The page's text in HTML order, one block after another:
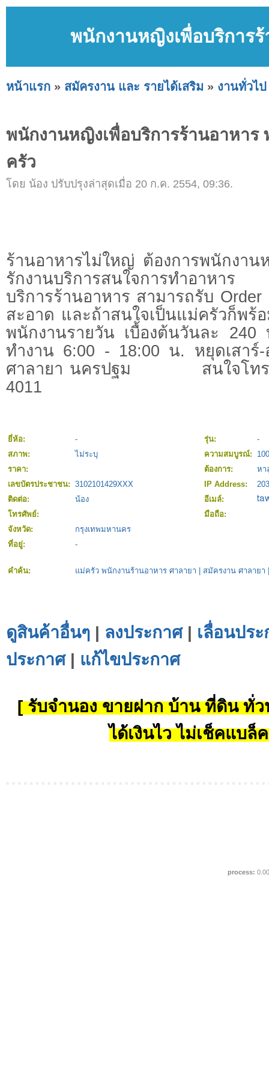
พนักงานหญิงเพื่อบริการ
หน้าแรก » สมัครงาน และ รายได้เสริม » งานทั่วไป
พนักงานหญิงเพื่อบริการร้านอาหาร
ครัว
โดย น้อง ปรับปรุงล่าสุดเมื่อ 20 ก.ค. 2554, 09:36.
ร้านอาหารไม่ใหญ่ ต้องการพนักง
รักงานบริการสนใจการทำอาหา
บริการร้านอาหาร สามารถรับ
สะอาด และถ้าสนใจเป็นแม่ครัว
พนักงานรายวัน เบื้องต้นวันละ
ทำงาน 6:00 - 18:00 น. หยุดเสาร์
ศาลายา นครปฐม สนใจโทร
4011
ยี่ห้อ: - รุ่น:
-
สภาพ:
ไม่ระบุ ความสมบูรณ์:
ราคา:
ต้องการ:
หา
เลขบัตรประชาชน: 3102101429XXX IP Address:
ติดต่อ:
น้อง
อีเมล์:
โทรศัพย์:
มือถือ:
จังหวัด:
กรุงเทพมหานคร
ที่อยู่:
-
คำค้น: แม่ครัว พนักงานร้านอาหาร ศาลายา สมัครงาน ศาลายา
ดูสินค้าอื่นๆ | ลงประกาศ| เลื่อนปร
ประกาศ| แก้ไขประกาศ
[ รับจำนอง ขายฝาก บ้าน ที่ดิน ทั่ว
ได้เงินไว ไม่เช็คแบล็
process: